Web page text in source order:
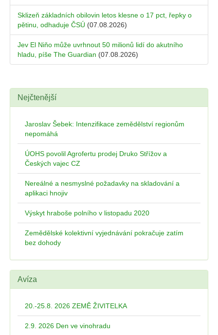
Sklizeň základních obilovin letos klesne o 17 pct, řepky o
pětinu, odhaduje ČSÚ (07.08.2026)
Jev El Niňo může uvrhnout 50 milionů lidí do akutního
hladu, píše The Guardian (07.08.2026)
Nejčtenější
Jaroslav Šebek: Intenzifikace zemědělství regionům
nepomáhá
ÚOHS povolil Agrofertu prodej Druko Střížov a
Českých vajec CZ
Nereálné a nesmyslné požadavky na skladování a
aplikaci hnojiv
Výskyt hraboše polního v listopadu 2020
Zemědělské kolektivní vyjednávání pokračuje zatím
bez dohody
Avíza
20.-25.8. 2026 ZEMĚ ŽIVITELKA
2.9. 2026 Den ve vinohradu